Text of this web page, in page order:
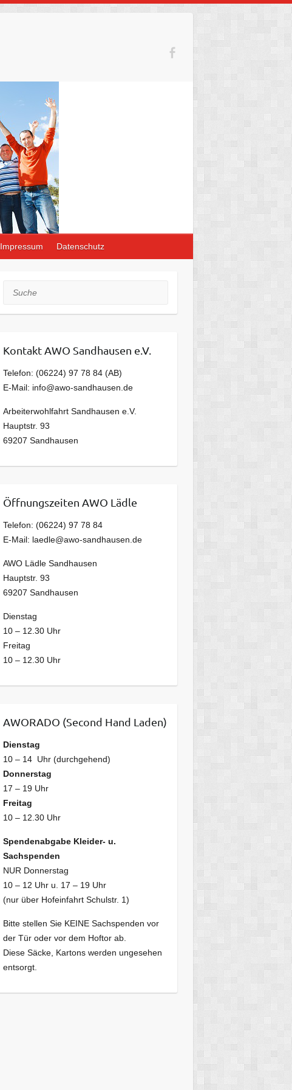
Impressum Datenschutz
Suche
Kontakt AWO Sandhausen e.V.
Telefon: (06224) 97 78 84 (AB)
E-Mail: info@awo-sandhausen.de
Arbeiterwohlfahrt Sandhausen e.V.
Hauptstr. 93
69207 Sandhausen
Öffnungszeiten AWO Lädle
Telefon: (06224) 97 78 84
E-Mail: laedle@awo-sandhausen.de
AWO Lädle Sandhausen
Hauptstr. 93
69207 Sandhausen
Dienstag
10 – 12.30 Uhr
Freitag
10 – 12.30 Uhr
AWORADO (Second Hand Laden)
Dienstag
10 – 14 Uhr (durchgehend)
Donnerstag
17 – 19 Uhr
Freitag
10 – 12.30 Uhr
Spendenabgabe Kleider- u.
Sachspenden
NUR Donnerstag
10 – 12 Uhr u. 17 – 19 Uhr
(nur über Hofeinfahrt Schulstr. 1)
Bitte stellen Sie KEINE Sachspenden vor
der Tür oder vor dem Hoftor ab.
Diese Säcke, Kartons werden ungesehen
entsorgt.